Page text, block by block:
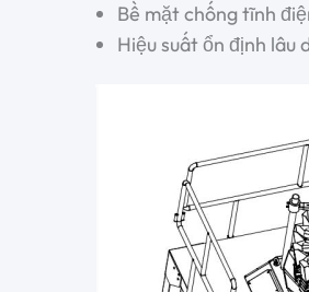
Bề mặt chống tĩnh
Hiệu suất ổn định lâu